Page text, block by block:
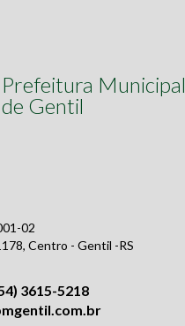
Prefeitura Municipal
de Gentil
02
Centro - Gentil -RS
3615-5218